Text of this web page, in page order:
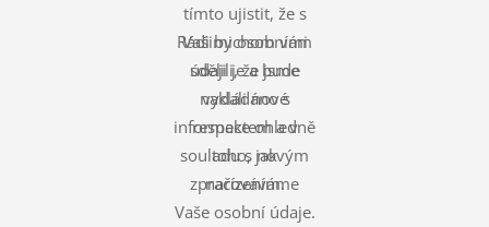
tímto ujistit, že s
Vašimi osobními
údaji je a bude
nakládáno s
respektem a v
souladu s novým
nařízením.
Rádi bychom vám
sdělili, že jsme
vydali nové
informace ohledně
toho, jak
zpracováváme
Vaše osobní údaje.